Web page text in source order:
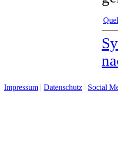
Impressum | Datenschutz | Social